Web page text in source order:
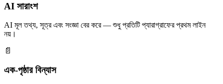
AI সারাংশ
AI মূল তথ্য, সূত্র এবং সংজ্ঞা বের করে — শুধু প্রতিটি প্যারাগ্রাফের প্রথম লাইন
নয়।
📄
এক-পৃষ্ঠার বিন্যাস